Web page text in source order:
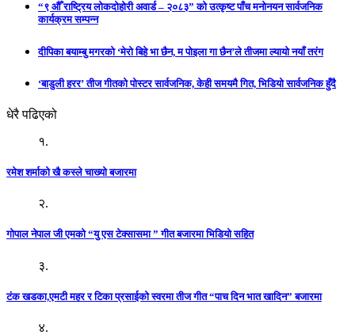
“९ औँ राष्ट्रिय लोकदोहोरी अवार्ड – २०८३” को उत्कृष्ट पाँच मनोनयन सार्वजनिक
कार्यक्रम सम्पन्न
दीपिका बयाम्बु मगरको ‘मेरो बिहे भा छैन, म पोइला गा छैन’ले तीजमा ल्यायो नयाँ तरंग
‘बाडुली हरर’ तीज गीतको पोस्टर सार्वजनिक, केही समयमै गित, भिडियो सार्वजनिक हुँदै
धेरै पढिएको
१.
रमेश शर्माको खै कस्ले चाख्यो बजारमा
२.
गोपाल नेपाल जी एमको “यु एस टेक्सासमा ” गीत बजारमा भिडियो सहित
३.
टंक खडका,एमटी महर र टिका प्रसाईको स्वरमा तीज गीत “पाच दिन भात खादिन” बजारमा
४.